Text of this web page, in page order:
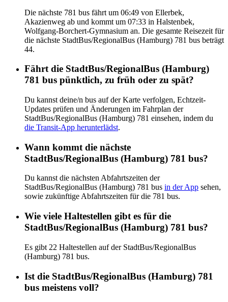
Die nächste 781 bus fährt um 06:49 von Ellerbek,
Akazienweg ab und kommt um 07:33 in Halstenbek,
Wolfgang-Borchert-Gymnasium an. Die gesamte Reisezeit für
die nächste StadtBus/RegionalBus (Hamburg) 781 bus beträgt
44.
Fährt die StadtBus/RegionalBus (Hamburg)
781 bus pünktlich, zu früh oder zu spät?
Du kannst deine/n bus auf der Karte verfolgen, Echtzeit-
Updates prüfen und Änderungen im Fahrplan der
StadtBus/RegionalBus (Hamburg) 781 einsehen, indem du
die Transit-App herunterlädst.
Wann kommt die nächste
StadtBus/RegionalBus (Hamburg) 781 bus?
Du kannst die nächsten Abfahrtszeiten der
StadtBus/RegionalBus (Hamburg) 781 bus in der App sehen,
sowie zukünftige Abfahrtszeiten für die 781 bus.
Wie viele Haltestellen gibt es für die
StadtBus/RegionalBus (Hamburg) 781 bus?
Es gibt 22 Haltestellen auf der StadtBus/RegionalBus
(Hamburg) 781 bus.
Ist die StadtBus/RegionalBus (Hamburg) 781
bus meistens voll?